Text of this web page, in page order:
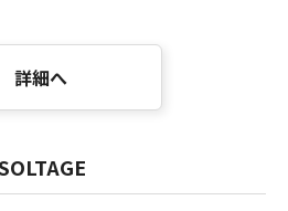
詳細へ